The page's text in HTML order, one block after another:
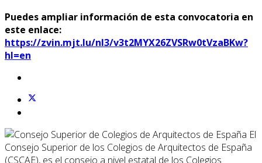
Puedes ampliar información de esta convocatoria en
este enlace:
https://zvin.mjt.lu/nl3/v3t2MYX26ZVSRw0tVzaBKw?
hl=en
El
Consejo Superior de los Colegios de Arquitectos de España
(CSCAE), es el consejo a nivel estatal de los Colegios